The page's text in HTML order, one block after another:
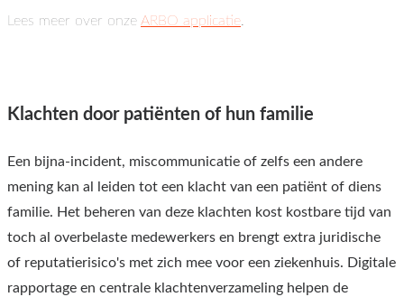
Lees meer over onze ARBO applicatie
Klachten door patiënten of hun familie
Een bijna-incident, miscommunicatie of zelfs een andere
mening kan al leiden tot een klacht van een patiënt of diens
familie. Het beheren van deze klachten kost kostbare tijd van
toch al overbelaste medewerkers en brengt extra juridische
of reputatierisico's met zich mee voor een ziekenhuis. Digitale
rapportage en centrale klachtenverzameling helpen de